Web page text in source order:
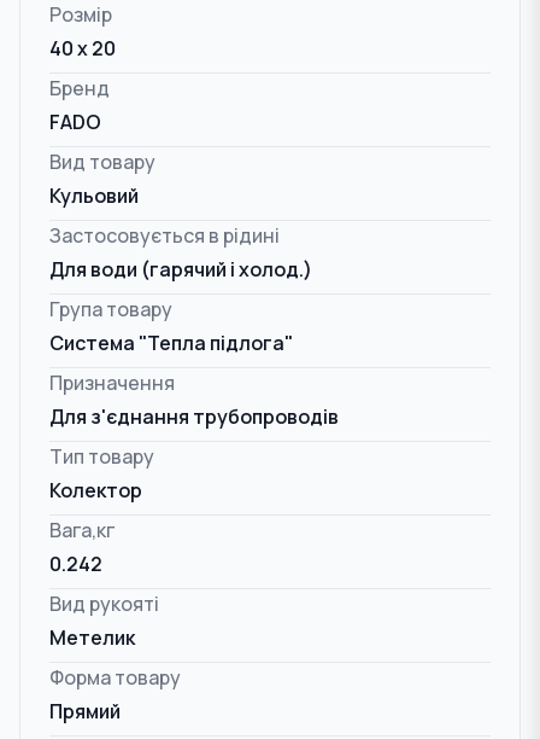
Розмір
40 x 20
Бренд
FADO
Вид товару
Кульовий
Застосовується в рідині
Для води (гарячий і холод.)
Група товару
Система "Тепла підлога"
Призначення
Для з'єднання трубопроводів
Тип товару
Колектор
Вага,кг
0.242
Вид рукояті
Метелик
Форма товару
Прямий